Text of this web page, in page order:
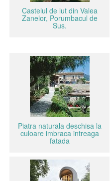
Castelul de lut din Valea
Zanelor, Porumbacul de
Sus.
Piatra naturala deschisa la
culoare imbraca intreaga
fatada